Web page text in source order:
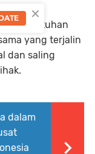
kebutuhan
yang terjalin
dan saling
dalam
×